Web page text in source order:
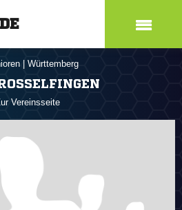
Württemberg
Vereinsseite